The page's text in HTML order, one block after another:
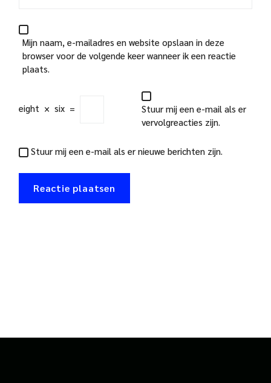
Mijn naam, e-mailadres en website opslaan in deze
browser voor de volgende keer wanneer ik een reactie
plaats.
eight × six =
Stuur mij een e-mail als er
vervolgreacties zijn.
Stuur mij een e-mail als er nieuwe berichten zijn.